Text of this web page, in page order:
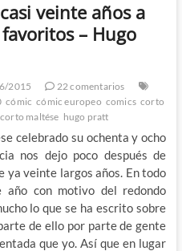
veinte años a
– Hugo
2015
22 comentarios
cómic cómic europeo comics corto
corto maltése hugo pratt
celebrado su ochenta y ocho
nos dejo poco después de
ya veinte largos años. En todo
con motivo del redondo
lo que se ha escrito sobre
de ello por parte de gente
que yo. Así que en lugar